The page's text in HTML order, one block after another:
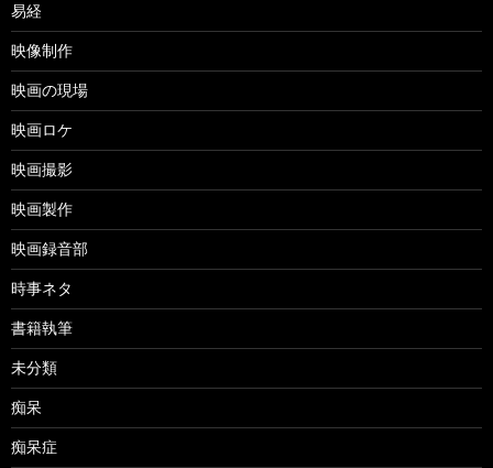
易経
映像制作
映画の現場
映画ロケ
映画撮影
映画製作
映画録音部
時事ネタ
書籍執筆
未分類
痴呆
痴呆症